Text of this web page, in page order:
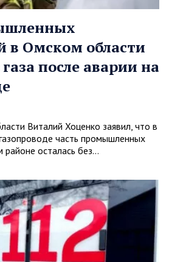
в Омском области
газа после аварии на
Виталий Хоценко заявил, что в
часть промышленных
осталась без…